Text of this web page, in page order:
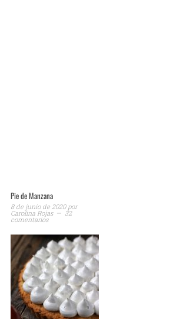
Pie de Manzana
8 de junio de 2020por
Carolina Rojas 32
comentarios